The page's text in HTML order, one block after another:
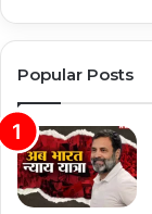
Popular Posts